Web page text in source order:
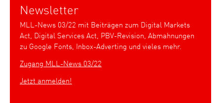
Newsletter
MLL-News 03/22 mit Beiträgen zum Digital Markets
Act, Digital Services Act, PBV-Revision, Abmahnungen
zu Google Fonts, Inbox-Adverting und vieles mehr.
Zugang MLL-News 03/22
Jetzt anmelden!